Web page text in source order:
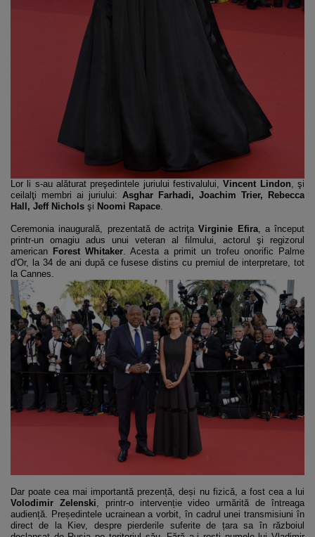
Lor li s-au alăturat preşedintele juriului festivalului,Vincent Lindon, şi
ceilalţi membri ai juriului: Asghar Farhadi, Joachim Trier, Rebecca
Hall, Jeff Nichols şi Noomi Rapace.
Ceremonia inaugurală, prezentată de actriţaVirginie Efira, a început
printr-un omagiu adus unui veteran al filmului, actorul şi regizorul
american Forest Whitaker. Acesta a primit un trofeu onorific Palme
d'Or, la 34 de ani după ce fusese distins cu premiul de interpretare, tot
la Cannes.
Dar poate cea mai importantă prezență, deși nu fizică, a fost cea a lui
Volodimir Zelenski, printr-o intervenție video urmărită de întreaga
audiență. Președintele ucrainean a vorbit, în cadrul unei transmisiuni în
direct de la Kiev, despre pierderile suferite de țara sa în războiul